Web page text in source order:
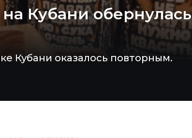
Кубани обернулась
Кубани оказалось повторным.